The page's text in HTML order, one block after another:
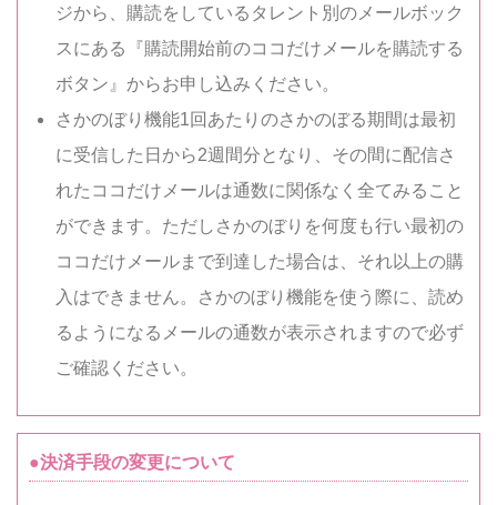
ジから、購読をしているタレント別のメールボック
スにある『購読開始前のココだけメールを購読する
ボタン』からお申し込みください。
さかのぼり機能1回あたりのさかのぼる期間は最初
に受信した日から2週間分となり、その間に配信さ
れたココだけメールは通数に関係なく全てみること
ができます。ただしさかのぼりを何度も行い最初の
ココだけメールまで到達した場合は、それ以上の購
入はできません。さかのぼり機能を使う際に、読め
るようになるメールの通数が表示されますので必ず
ご確認ください。
●決済手段の変更について